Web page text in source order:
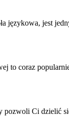
językowa, jest
to coraz
pozwoli Ci dzielić